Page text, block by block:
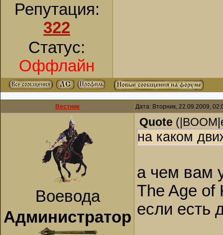
Репутация:
322
Статус:
Оффлайн
Вестник Дата: Вторник, 22.09.2009,
Воевода
Администратор
Quote (
на каком
а чем вам
The Age of
если есть